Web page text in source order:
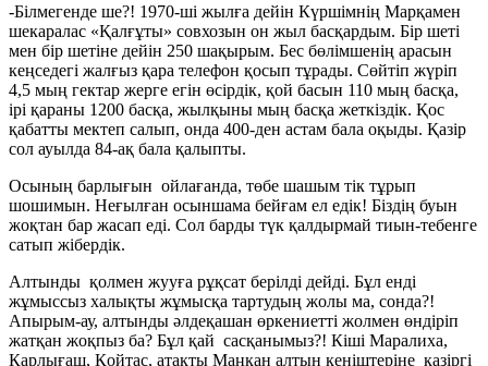
-Білмегенде ше?! 1970-ші жылға дейін Күршімнің Марқамен
шекаралас «Қалғұты» совхозын он жыл басқардым. Бір шеті
мен бір шетіне дейін 250 шақырым. Бес бөлімшенің арасын
кеңседегі жалғыз қара телефон қосып тұрады. Сөйтіп жүріп
4,5 мың гектар жерге егін өсірдік, қой басын 110 мың басқа,
ірі қараны 1200 басқа, жылқыны мың басқа жеткіздік. Қос
қабатты мектеп салып, онда 400-ден астам бала оқыды. Қазір
сол ауылда 84-ақ бала қалыпты.
Осының барлығын ойлағанда, төбе шашым тік тұрып
шошимын. Неғылған осыншама бейғам ел едік! Біздің буын
жоқтан бар жасап еді. Сол барды түк қалдырмай тиын-тебенге
сатып жібердік.
Алтынды қолмен жууға рұқсат берілді дейді. Бұл енді
жұмыссыз халықты жұмысқа тартудың жолы ма, сонда?!
Апырым-ау, алтынды әлдеқашан өркениетті жолмен өндіріп
жатқан жоқпыз ба? Бұл қай сасқанымыз?! Кіші Маралиха,
Қарлығаш, Қойтас, атақты Маңқан алтын кеніштеріне қазіргі